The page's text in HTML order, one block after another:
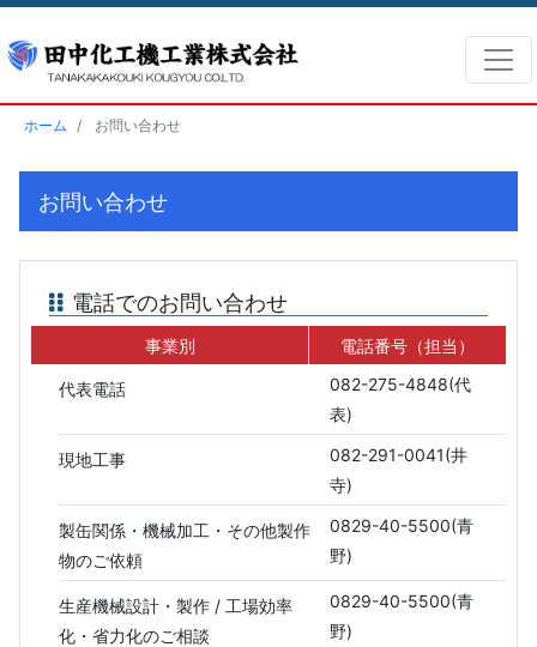
ホーム お問い合わせ
お問い合わせ
電話でのお問い合わせ
事業別 電話番号 （担当）
代表電話
082-275-4848(代
表)
現地工事
082-291-0041(井
寺)
製缶関係・機械加工・その他製作
物のご依頼
0829-40-5500(青
野)
生産機械設計・製作 / 工場効率
化・省力化のご相談
0829-40-5500(青
野)